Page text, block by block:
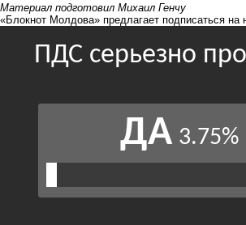
Материал подготовил Михаил Генчу
«Блокнот Молдова» предлагает подписаться на